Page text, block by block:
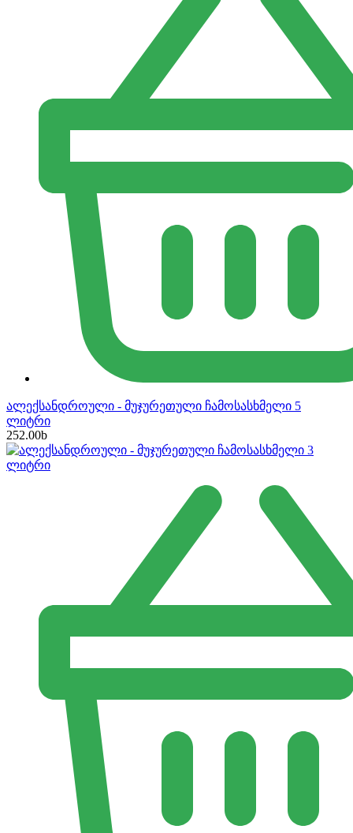
ალექსანდროული - მუჯურეთული ჩამოსასხმელი 5
ლიტრი
252.00b